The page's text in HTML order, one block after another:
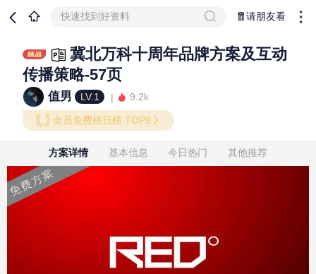
快速找到好资料 🧧请朋友看
冀北万科十周年品牌方案及互动
传播策略-57页
值男 LV.1 9.2k
会员免费榜日榜 TOP9
方案详情 基本信息 今日热门 其他推荐